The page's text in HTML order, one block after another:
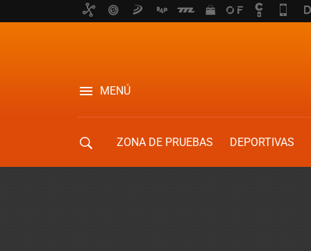
MENÚ
ZONA DE PRUEBAS DEPORTIVAS